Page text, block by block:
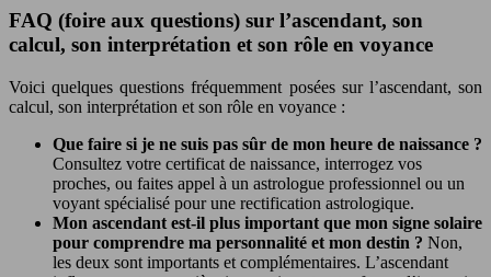
FAQ (foire aux questions) sur l’ascendant, son
calcul, son interprétation et son rôle en voyance
Voici quelques questions fréquemment posées sur l’ascendant, son
calcul, son interprétation et son rôle en voyance :
Que faire si je ne suis pas sûr de mon heure de naissance ?
Consultez votre certificat de naissance, interrogez vos
proches, ou faites appel à un astrologue professionnel ou un
voyant spécialisé pour une rectification astrologique.
Mon ascendant est-il plus important que mon signe solaire
pour comprendre ma personnalité et mon destin ? Non,
les deux sont importants et complémentaires. L’ascendant